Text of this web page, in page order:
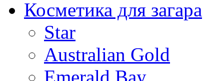
Косметика для загара
Star
Australian Gold
Emerald Bay